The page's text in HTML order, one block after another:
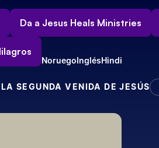
Da a Jesus Heals Ministries
NoruegoInglésHindi
LA SEGUNDA VENIDA DE JESÚS